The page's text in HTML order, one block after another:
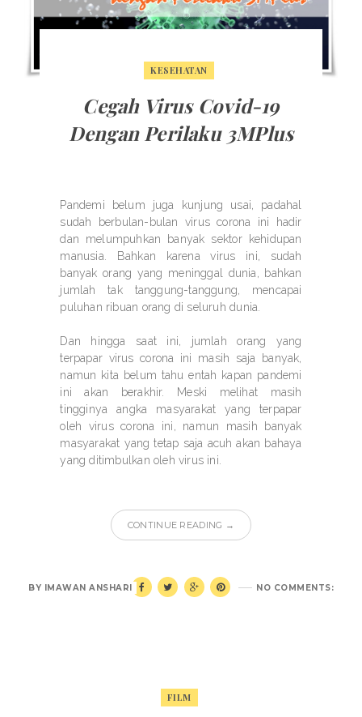
KESEHATAN
Cegah Virus Covid-19
Dengan Perilaku 3MPlus
Pandemi belum juga kunjung usai, padahal
sudah berbulan-bulan virus corona ini hadir
dan melumpuhkan banyak sektor kehidupan
manusia. Bahkan karena virus ini, sudah
banyak orang yang meninggal dunia, bahkan
jumlah tak tanggung-tanggung, mencapai
puluhan ribuan orang di seluruh dunia.
Dan hingga saat ini, jumlah orang yang
terpapar virus corona ini masih saja banyak,
namun kita belum tahu entah kapan pandemi
ini akan berakhir. Meski melihat masih
tingginya angka masyarakat yang terpapar
oleh virus corona ini, namun masih banyak
masyarakat yang tetap saja acuh akan bahaya
yang ditimbulkan oleh virus ini.
CONTINUE READING →
NO COMMENTS:
BY IMAWAN ANSHARI
FILM